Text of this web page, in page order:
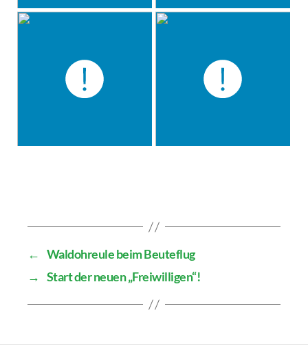
← Waldohreule beim Beuteflug
→ Start der neuen „Freiwilligen“!